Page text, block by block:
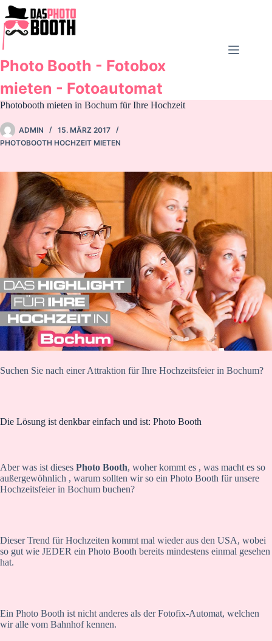
Zum
Inhalt
springen
Photo Booth - Fotobox
mieten - Fotoautomat
Photobooth mieten in Bochum für Ihre Hochzeit
ADMIN
15. MÄRZ 2017
PHOTOBOOTH HOCHZEIT MIETEN
Suchen Sie nach einer Attraktion für Ihre Hochzeitsfeier in Bochum?
Die Lösung ist denkbar einfach und ist: Photo Booth
Aber was ist dieses Photo Booth, woher kommt es , was macht es so
außergewöhnlich , warum sollten wir so ein Photo Booth für unsere
Hochzeitsfeier in Bochum buchen?
Dieser Trend für Hochzeiten kommt mal wieder aus den USA, wobei
so gut wie JEDER ein Photo Booth bereits mindestens einmal gesehen
hat.
Ein Photo Booth ist nicht anderes als der Fotofix-Automat, welchen
wir alle vom Bahnhof kennen.